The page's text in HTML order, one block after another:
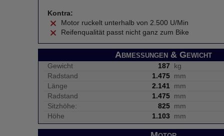
Kontra:
Motor ruckelt unterhalb von 2.500 U/Min
Reifenqualität passt nicht ganz zum Bike
Abmessungen & Gewicht
Gewicht 187
kg
Radstand
1.475 mm
Länge
2.141
mm
Radstand
1.475 mm
Sitzhöhe:
825 mm
Höhe
1.103 mm